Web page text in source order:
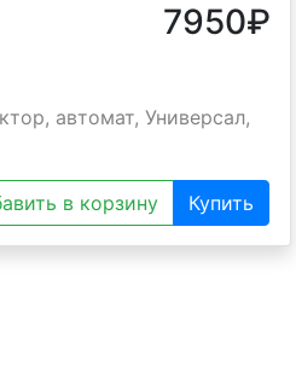
7950₽
автомат, Универсал,
в корзину Купить